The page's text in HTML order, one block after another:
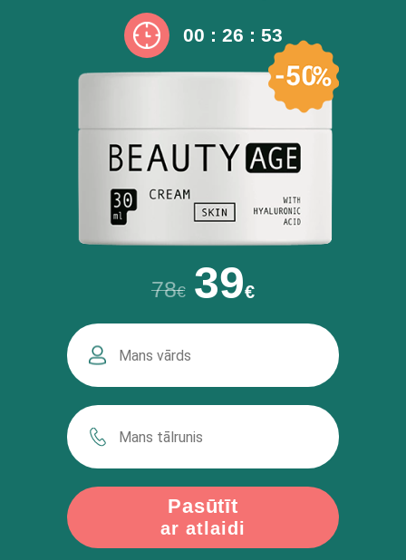
00 : 26 : 52
78€ 39€
Pasūtīt
ar atlaidi